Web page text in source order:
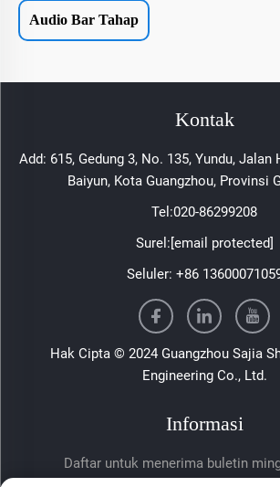
Audio Bar Tahap
Kontak
Add: 615, Gedung 3, No. 135, Yundu, Jalan
Baiyun, Kota Guangzhou, Provinsi
Tel:020-86299208
Surel: [email protected]
Seluler: +86
Hak Cipta © 2024 Guangzhou Sajia
Engineering Co., Ltd.
Informasi
Daftar untuk menerima buletin